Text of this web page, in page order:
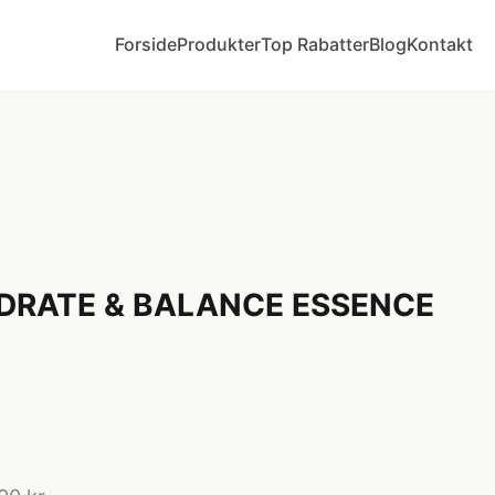
ForsideProdukterTop RabatterBlogKontakt
& BALANCE ESSENCE